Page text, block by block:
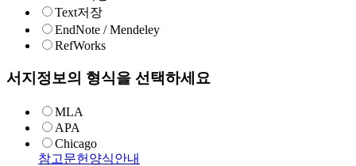
Text저장
EndNote / Mendeley
RefWorks
서지정보의 형식을 선택하세요
MLA
APA
Chicago
참고문헌양식안내